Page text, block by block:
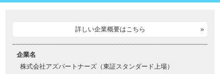
詳しい企業概要はこちら
企業名
株式会社アズパートナーズ（東証スタンダード上場）